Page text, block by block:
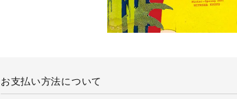
お支払い方法について